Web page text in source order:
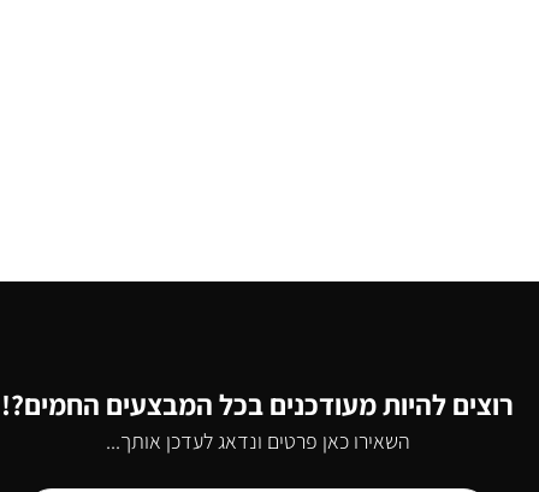
רוצים להיות מעודכנים בכל המבצעים החמים?!
השאירו כאן פרטים ונדאג לעדכן אותך...